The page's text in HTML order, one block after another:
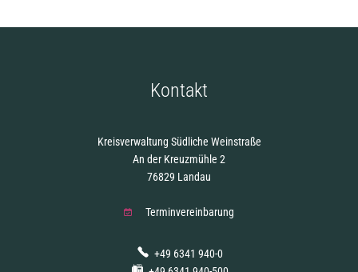
Kontakt
Kreisverwaltung Südliche Weinstraße
An der Kreuzmühle 2
76829 Landau
Terminvereinbarung
+49 6341 940-0